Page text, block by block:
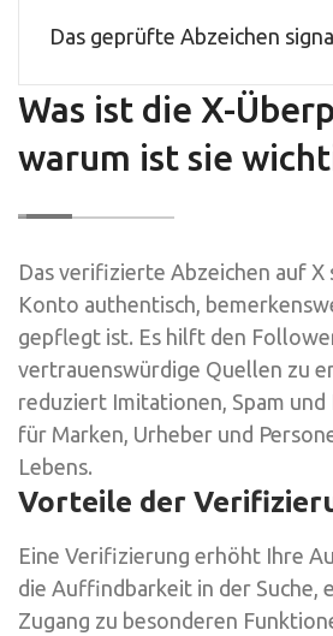
Das geprüfte Abzeichen
Was ist die X-
warum ist sie
Das verifizierte Abzeichen auf X
Konto authentisch,
gepflegt ist. Es hilft den
vertrauenswürdige Quellen zu
reduziert Imitationen, Spam
für Marken, Urheber und
Lebens.
Vorteile der
Eine Verifizierung erhöht Ihre
die Auffindbarkeit in der Suche,
Zugang zu besonderen